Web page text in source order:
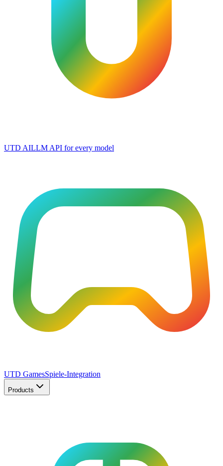
UTD AILLM API for every model
UTD GamesSpiele-Integration
Products